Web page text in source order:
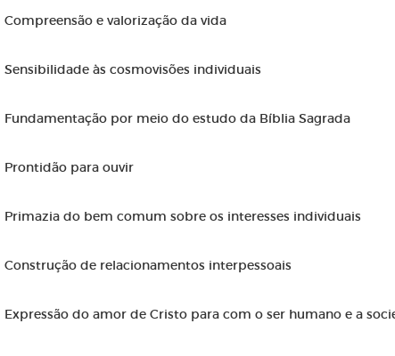
Compreensão e valorização da vida
Sensibilidade às cosmovisões individuais
Fundamentação por meio do estudo da Bíblia Sagrada
Prontidão para ouvir
Primazia do bem comum sobre os interesses individuais
Construção de relacionamentos interpessoais
Expressão do amor de Cristo para com o ser humano e a